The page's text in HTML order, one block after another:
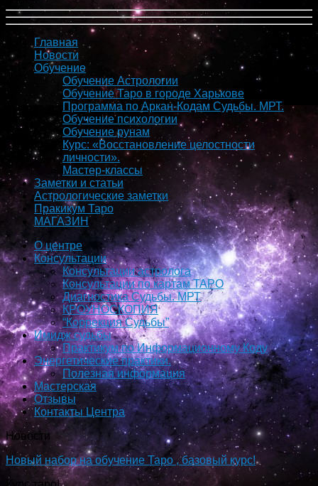
Главная
Новости
Обучение
Обучение Астрологии
Обучение Таро в городе Харькове
Программа по Аркан-Кодам Судьбы. МРТ.
Обучение психологии
Обучение рунам
Курс: «Восстановление целостности
личности».
Мастер-классы
Заметки и статьи
Астрологические заметки
Пракикум Таро
МАГАЗИН
О центре
Консультации
Консультации астролога
Консультации по картам ТАРО
Диагностика Судьбы. МРТ
КРОУНОСКОПИЯ
“Коррекция Судьбы”
Имидж судьбы
Практикум по Информационному Коду
Энергетические практики.
Полезная информация
Мастерская
Отзывы
Контакты Центра
Новости
Новый набор на обучение Таро , базовый курс!